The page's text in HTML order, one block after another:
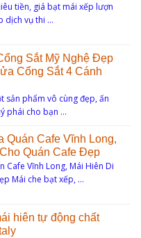
tiền, giá bạt mái xếp lượn
dịch vụ thi …
Sắt Mỹ Nghệ Đẹp
Cổng Sắt 4 Cánh
sản phẩm vô cùng đẹp, ấn
phái cho bạn …
Quán Cafe Vĩnh Long,
Quán Cafe Đẹp
Cafe Vĩnh Long, Mái Hiên Di
Mái che bạt xếp, …
hiên tự động chất